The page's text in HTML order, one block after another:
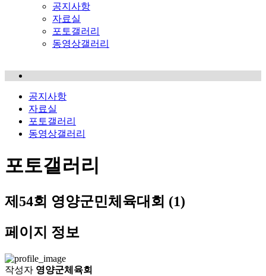
공지사항
자료실
포토갤러리
동영상갤러리
공지사항
자료실
포토갤러리
동영상갤러리
포토갤러리
제54회 영양군민체육대회 (1)
페이지 정보
작성자 영양군체육회